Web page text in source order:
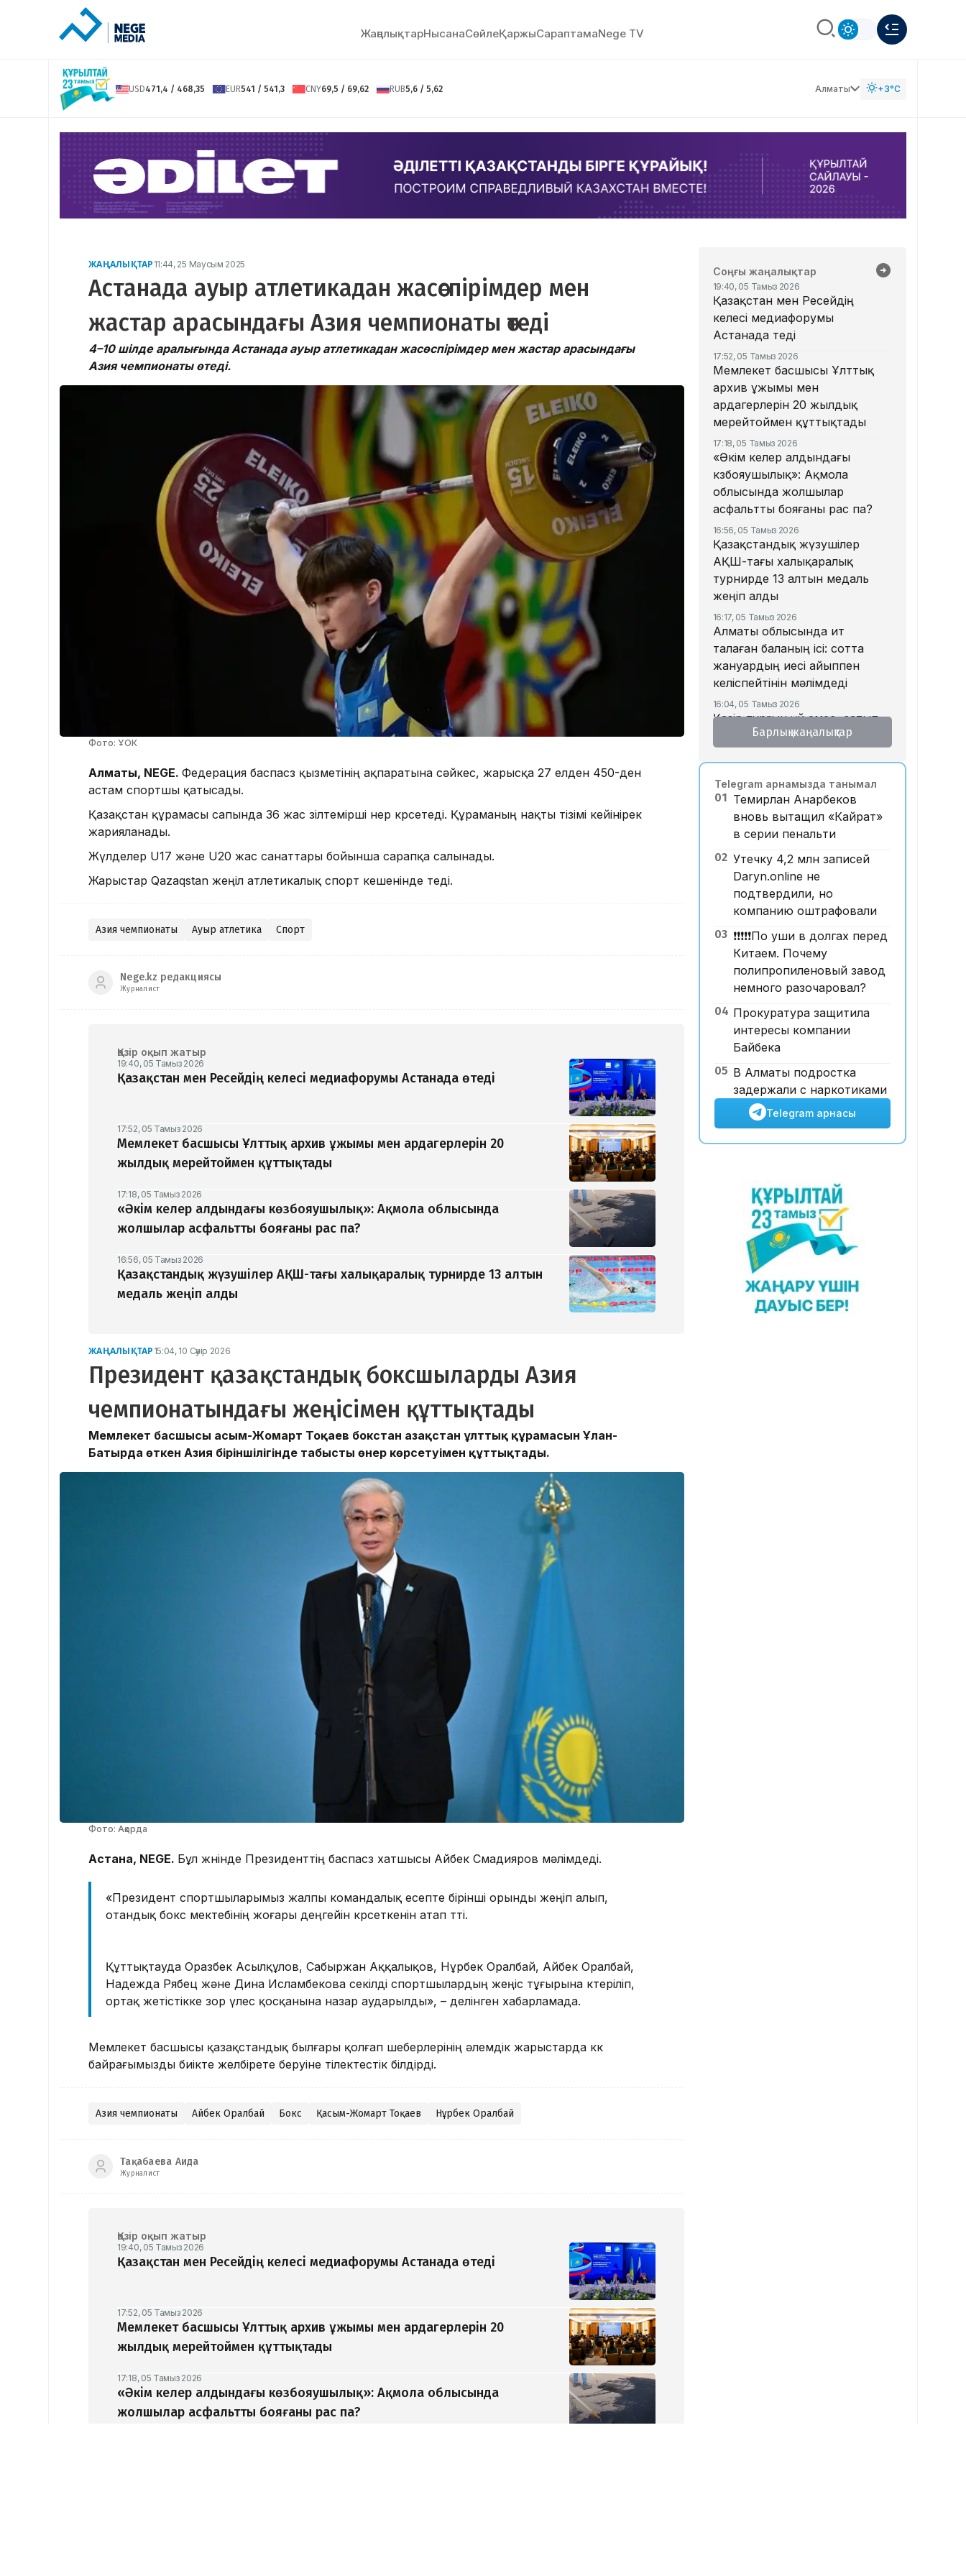
ЖаңалықтарНысанаСөйлeҚаржыСараптамаNege TV
USD471,4 / 468,35 EUR541 / 541,3 CNY69,5 / 69,62 RUB5,6 / 5,62 Алматы +3°C
ЖАҢАЛЫҚТАР 11:44, 25 Маусым 2025
Астанада ауыр атлетикадан жасөспірімдер мен
жастар арасындағы Азия чемпионаты өтеді
4–10 шілде аралығында Астанада ауыр атлетикадан жасөспірімдер мен жастар арасындағы
Азия чемпионаты өтеді.
Фото: ҰОК
Алматы, NEGE. Федерация баспасөз қызметінің ақпаратына сәйкес, жарысқа 27 елден 450-ден
астам спортшы қатысады.
Қазақстан құрамасы сапында 36 жас зілтемірші өнер көрсетеді. Құраманың нақты тізімі кейінірек
жарияланады.
Жүлделер U17 және U20 жас санаттары бойынша сарапқа салынады.
Жарыстар Qazaqstan жеңіл атлетикалық спорт кешенінде өтеді.
Азия чемпионаты Ауыр атлетика Спорт
Nege.kz редакциясы
Журналист
Қазір оқып жатыр
19:40, 05 Тамыз 2026
Қазақстан мен Ресейдің келесі медиафорумы Астанада өтеді
17:52, 05 Тамыз 2026
Мемлекет басшысы Ұлттық архив ұжымы мен ардагерлерін 20
жылдық мерейтоймен құттықтады
17:18, 05 Тамыз 2026
«Әкім келер алдындағы көзбояушылық»: Ақмола облысында
жолшылар асфальтты бояғаны рас па?
16:56, 05 Тамыз 2026
Қазақстандық жүзушілер АҚШ-тағы халықаралық турнирде 13 алтын
медаль жеңіп алды
ЖАҢАЛЫҚТАР 15:04, 10 Сәуір 2026
Президент қазақстандық боксшыларды Азия
чемпионатындағы жеңісімен құттықтады
Мемлекет басшысы Қасым-Жомарт Тоқаев бокстан Қазақстан ұлттық құрамасын Ұлан-
Батырда өткен Азия біріншілігінде табысты өнер көрсетуімен құттықтады.
Фото: Ақорда
Астана, NEGE. Бұл жөнінде Президенттің баспасөз хатшысы Айбек Смадияров мәлімдеді.
«Президент спортшыларымыз жалпы командалық есепте бірінші орынды жеңіп алып,
отандық бокс мектебінің жоғары деңгейін көрсеткенін атап өтті.
Құттықтауда Оразбек Асылқұлов, Сабыржан Аққалықов, Нұрбек Оралбай, Айбек Оралбай,
Надежда Рябец және Дина Исламбекова секілді спортшылардың жеңіс тұғырына көтеріліп,
ортақ жетістікке зор үлес қосқанына назар аударылды», – делінген хабарламада.
Мемлекет басшысы қазақстандық былғары қолғап шеберлерінің әлемдік жарыстарда көк
байрағымызды биікте желбірете беруіне тілектестік білдірді.
Азия чемпионаты Айбек Оралбай Бокс Қасым-Жомарт Тоқаев Нұрбек Оралбай
Тақабаева Аида
Журналист
Қазір оқып жатыр
19:40, 05 Тамыз 2026
Қазақстан мен Ресейдің келесі медиафорумы Астанада өтеді
17:52, 05 Тамыз 2026
Мемлекет басшысы Ұлттық архив ұжымы мен ардагерлерін 20
жылдық мерейтоймен құттықтады
17:18, 05 Тамыз 2026
«Әкім келер алдындағы көзбояушылық»: Ақмола облысында
жолшылар асфальтты бояғаны рас па?
Соңғы жаңалықтар
19:40, 05 Тамыз 2026
Қазақстан мен Ресейдің
келесі медиафорумы
Астанада өтеді
17:52, 05 Тамыз 2026
Мемлекет басшысы Ұлттық
архив ұжымы мен
ардагерлерін 20 жылдық
мерейтоймен құттықтады
17:18, 05 Тамыз 2026
«Әкім келер алдындағы
көзбояушылық»: Ақмола
облысында жолшылар
асфальтты бояғаны рас па?
16:56, 05 Тамыз 2026
Қазақстандық жүзушілер
АҚШ-тағы халықаралық
турнирде 13 алтын медаль
жеңіп алды
16:17, 05 Тамыз 2026
Алматы облысында ит
талаған баланың ісі: сотта
жануардың иесі айыппен
келіспейтінін мәлімдеді
16:04, 05 Тамыз 2026
Қазір тұрғын үй емес, сатып
алушы тапшы – қаржыгер
құрсақ ана туралы не білеміз?
15:15, 05 Тамыз 2026
Дастан Сәтпаевтың
«Челсидегі» дебюттік голы
үздік деп танылды
14:32, 05 Тамыз 2026
Құлсарылықтар көпқабатты
тұрғын үйлерде жылан пайда
болғанын айтып, дабыл
қағуда
14:24, 05 Тамыз 2026
Түсім өсіп, пайда жоғалған. Air
Astana НЕГЕ 21 млн доллар
шығынға батты?
Барлық жаңалықтар
Telegram арнамызда танымал
01 Темирлан Анарбеков
вновь вытащил «Кайрат»
в серии пенальти
02 Утечку 4,2 млн записей
Daryn.online не
подтвердили, но
компанию оштрафовали
03 ❗️❗️❗️❗️❗️По уши в долгах перед
Китаем. Почему
полипропиленовый завод
немного разочаровал?
04 Прокуратура защитила
интересы компании
Байбека
05 В Алматы подростка
задержали с наркотиками
Telegram арнасы